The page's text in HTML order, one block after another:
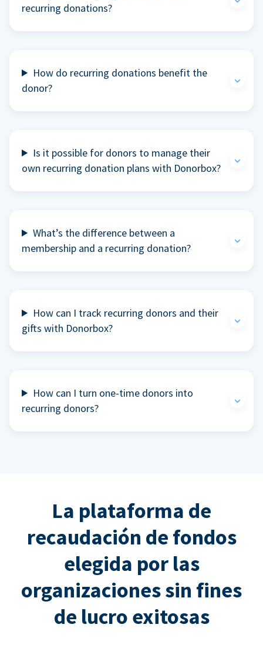
recurring donations?
How do recurring donations benefit the
donor?
Is it possible for donors to manage their
own recurring donation plans with Donorbox?
What’s the difference between a
membership and a recurring donation?
How can I track recurring donors and their
gifts with Donorbox?
How can I turn one-time donors into
recurring donors?
La plataforma de
recaudación de fondos
elegida por las
organizaciones sin fines
de lucro exitosas